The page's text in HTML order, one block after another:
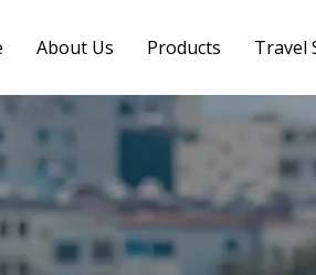
About Us Products Travel